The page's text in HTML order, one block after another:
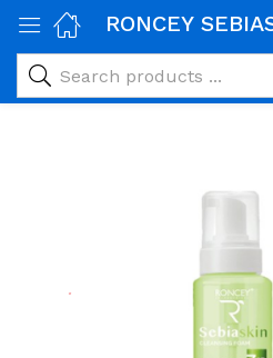
alimentaires)